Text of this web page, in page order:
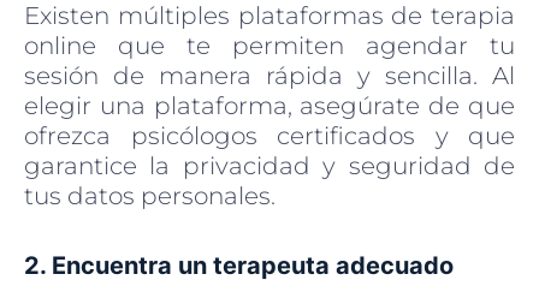
Existen múltiples plataformas de terapia
online que te permiten agendar tu
sesión de manera rápida y sencilla. Al
elegir una plataforma, asegúrate de que
ofrezca psicólogos certificados y que
garantice la privacidad y seguridad de
tus datos personales.
2. Encuentra un terapeuta adecuado